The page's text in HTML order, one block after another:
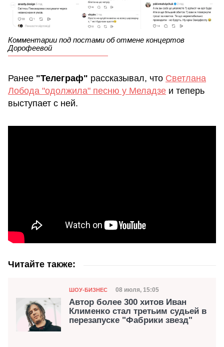
Комментарии под постами об отмене концертов
Дорофеевой
Ранее "Телеграф" рассказывал, что Светлана
Лобода "одолжила" песню у Меладзе и теперь
выступает с ней.
Читайте также:
Категория
ШОУ-БИЗНЕС Дата публикации
08 июля, 15:05
Автор более 300 хитов Иван
Клименко стал третьим судьей в
перезапуске "Фабрики звезд"